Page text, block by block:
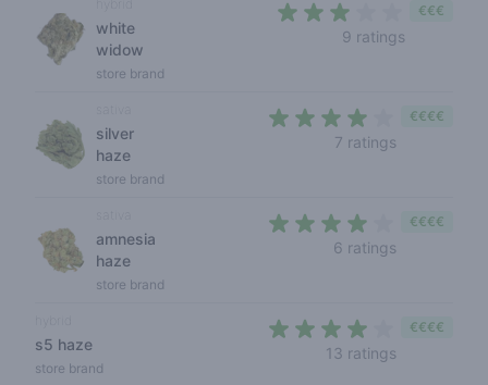
white
widow
store brand
9 ratings
€€€
silver
haze
store brand
7 ratings
€€€€
amnesia
haze
store brand
6 ratings
€€€€
s5 haze
store brand
13 ratings
€€€€